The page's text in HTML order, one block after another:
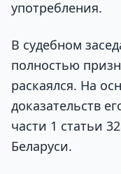
употребления.
В судебном
полностью
раскаялся. На
доказательств
части 1 статьи
Беларуси.